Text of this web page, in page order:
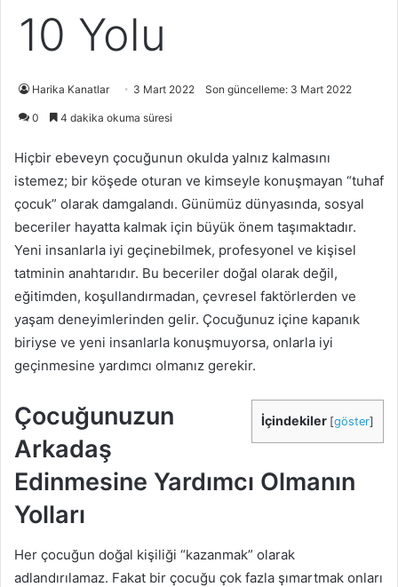
10 Yolu
Harika Kanatlar 3 Mart 2022 Son güncelleme: 3 Mart 2022
0 4 dakika okuma süresi
Hiçbir ebeveyn çocuğunun okulda yalnız kalmasını
istemez; bir köşede oturan ve kimseyle konuşmayan “tuhaf
çocuk” olarak damgalandı. Günümüz dünyasında, sosyal
beceriler hayatta kalmak için büyük önem taşımaktadır.
Yeni insanlarla iyi geçinebilmek, profesyonel ve kişisel
tatminin anahtarıdır. Bu beceriler doğal olarak değil,
eğitimden, koşullandırmadan, çevresel faktörlerden ve
yaşam deneyimlerinden gelir. Çocuğunuz içine kapanık
biriyse ve yeni insanlarla konuşmuyorsa, onlarla iyi
geçinmesine yardımcı olmanız gerekir.
İçindekiler [göster]
Çocuğunuzun
Arkadaş
Edinmesine Yardımcı Olmanın
Yolları
Her çocuğun doğal kişiliği “kazanmak” olarak
adlandırılamaz. Fakat bir çocuğu çok fazla şımartmak onları